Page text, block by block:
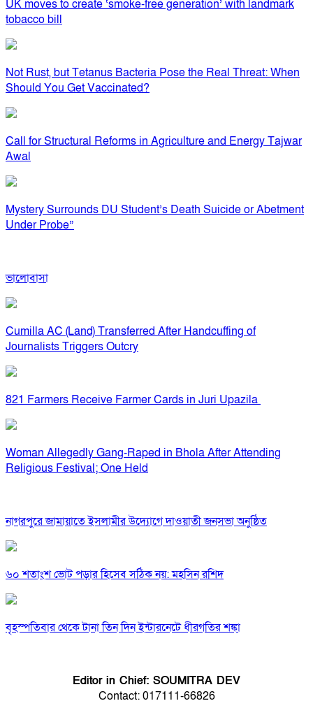
UK moves to create ‘smoke-free generation’ with landmark
tobacco bill
Not Rust, but Tetanus Bacteria Pose the Real Threat: When
Should You Get Vaccinated?
Call for Structural Reforms in Agriculture and Energy Tajwar
Awal
Mystery Surrounds DU Student’s Death Suicide or Abetment
Under Probe”
ভালোবাসা
Cumilla AC (Land) Transferred After Handcuffing of
Journalists Triggers Outcry
821 Farmers Receive Farmer Cards in Juri Upazila
Woman Allegedly Gang-Raped in Bhola After Attending
Religious Festival; One Held
নাগরপুরে জামায়াতে ইসলামীর উদ্যোগে দাওয়াতী জনসভা অনুষ্ঠিত
৬০ শতাংশ ভোট পড়ার হিসেব সঠিক নয়: মহসিন রশিদ
বৃহস্পতিবার থেকে টানা তিন দিন ইন্টারনেটে ধীরগতির শঙ্কা
Editor in Chief: SOUMITRA DEV
Contact: 017111-66826